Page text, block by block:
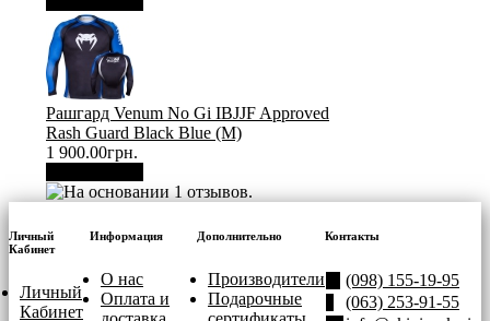
Рашгард Venum No Gi IBJJF Approved
Rash Guard Black Blue (М)
1 900.00грн.
Личный
Кабинет
Личный
Кабинет
Информация
О нас
Оплата и
Дополнительно
Производители
Подарочные
Контакты
(098) 155-19-95
(063) 253-91-55